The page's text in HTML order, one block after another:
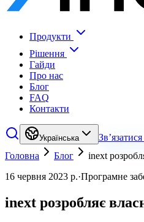
Продукти
Рішення
Гайди
Про нас
Блог
FAQ
Контакти
Українська
Головна
Блог
inext
16 червня 2023 р.·Програмне
inext розробляє